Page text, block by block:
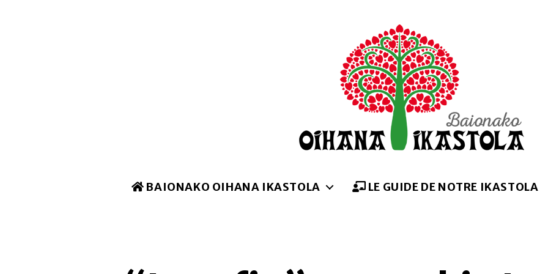
BAIONAKO OIHANA IKASTOLA LE GUIDE DE NOTRE IKASTOLA